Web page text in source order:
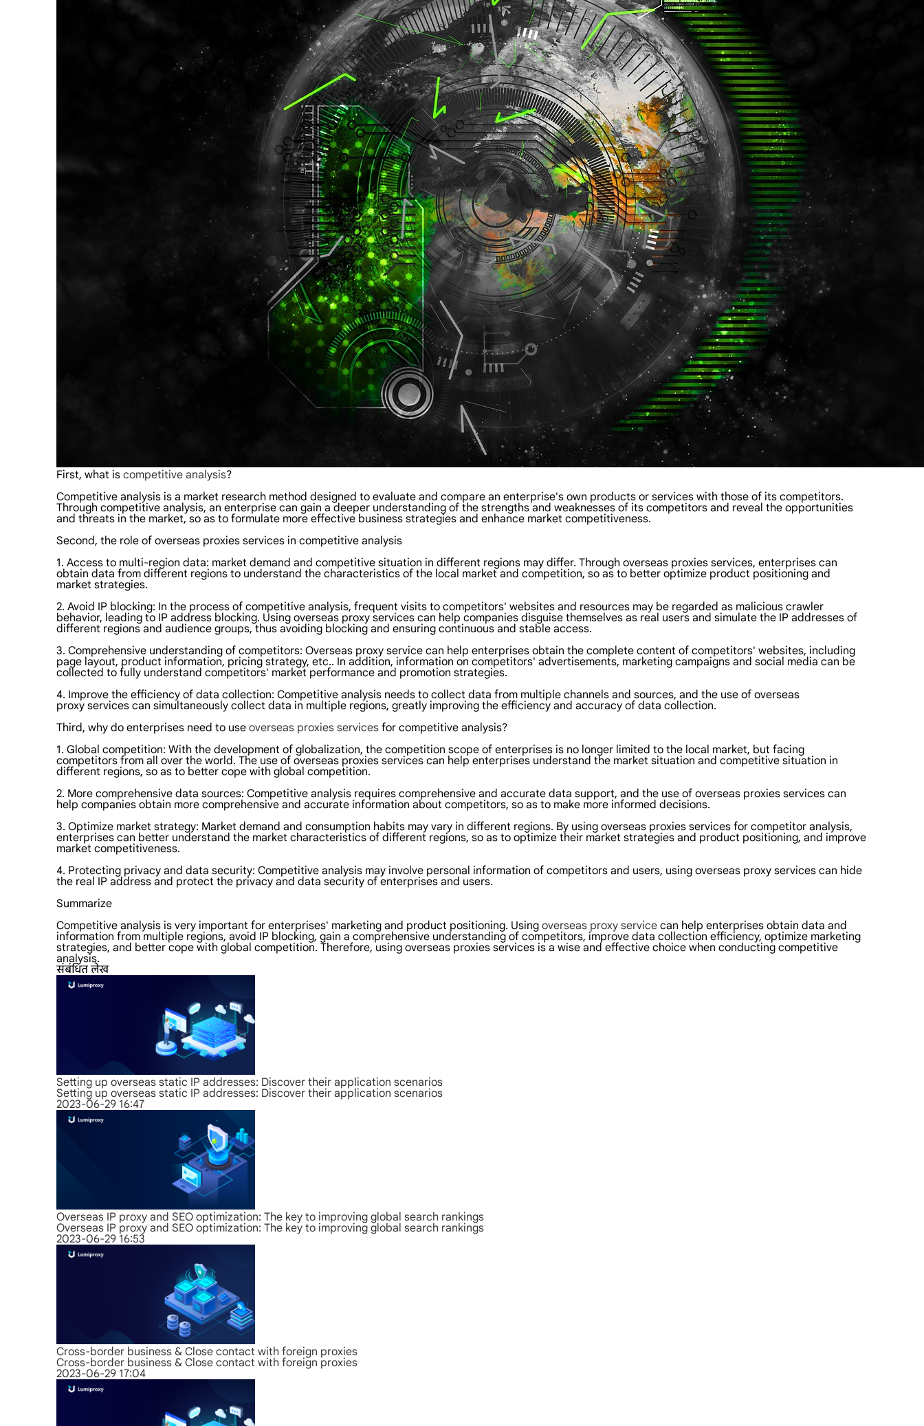
First, what is competitive analysis?
Competitive analysis is a market research method designed to evaluate and compare an enterprise's own products or services with those of its competitors.
Through competitive analysis, an enterprise can gain a deeper understanding of the strengths and weaknesses of its competitors and reveal the opportunities
and threats in the market, so as to formulate more effective business strategies and enhance market competitiveness.
Second, the role of overseas proxies services in competitive analysis
1. Access to multi-region data: market demand and competitive situation in different regions may differ. Through overseas proxies services, enterprises can
obtain data from different regions to understand the characteristics of the local market and competition, so as to better optimize product positioning and
market strategies.
2. Avoid IP blocking: In the process of competitive analysis, frequent visits to competitors' websites and resources may be regarded as malicious crawler
behavior, leading to IP address blocking. Using overseas proxy services can help companies disguise themselves as real users and simulate the IP addresses of
different regions and audience groups, thus avoiding blocking and ensuring continuous and stable access.
3. Comprehensive understanding of competitors: Overseas proxy service can help enterprises obtain the complete content of competitors' websites, including
page layout, product information, pricing strategy, etc.. In addition, information on competitors' advertisements, marketing campaigns and social media can be
collected to fully understand competitors' market performance and promotion strategies.
4. Improve the efficiency of data collection: Competitive analysis needs to collect data from multiple channels and sources, and the use of overseas
proxy services can simultaneously collect data in multiple regions, greatly improving the efficiency and accuracy of data collection.
Third, why do enterprises need to use overseas proxies services for competitive analysis?
1. Global competition: With the development of globalization, the competition scope of enterprises is no longer limited to the local market, but facing
competitors from all over the world. The use of overseas proxies services can help enterprises understand the market situation and competitive situation in
different regions, so as to better cope with global competition.
2. More comprehensive data sources: Competitive analysis requires comprehensive and accurate data support, and the use of overseas proxies services can
help companies obtain more comprehensive and accurate information about competitors, so as to make more informed decisions.
3. Optimize market strategy: Market demand and consumption habits may vary in different regions. By using overseas proxies services for competitor analysis,
enterprises can better understand the market characteristics of different regions, so as to optimize their market strategies and product positioning, and improve
market competitiveness.
4. Protecting privacy and data security: Competitive analysis may involve personal information of competitors and users, using overseas proxy services can hide
the real IP address and protect the privacy and data security of enterprises and users.
Summarize
Competitive analysis is very important for enterprises' marketing and product positioning. Using overseas proxy service can help enterprises obtain data and
information from multiple regions, avoid IP blocking, gain a comprehensive understanding of competitors, improve data collection efficiency, optimize marketing
strategies, and better cope with global competition. Therefore, using overseas proxies services is a wise and effective choice when conducting competitive
analysis.
संबंधित लेख
Setting up overseas static IP addresses: Discover their application scenarios
Setting up overseas static IP addresses: Discover their application scenarios
2023-06-29 16:47
Overseas IP proxy and SEO optimization: The key to improving global search rankings
Overseas IP proxy and SEO optimization: The key to improving global search rankings
2023-06-29 16:53
Cross-border business & Close contact with foreign proxies
Cross-border business & Close contact with foreign proxies
2023-06-29 17:04